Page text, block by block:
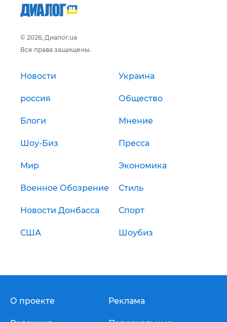
© 2026, Диалог.ua
Все права защищены.
Новости Украина
россия Общество
Блоги Мнение
Шоу-Биз Пресса
Мир Экономика
Военное Обозрение Стиль
Новости Донбасса Спорт
США Шоубиз
О проекте Реклама